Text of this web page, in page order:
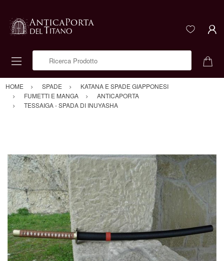
HOME SPADE
KATANA E SPADE GIAPPONESI
FUMETTI E MANGA
ANTICAPORTA
TESSAIGA - SPADA DI INUYASHA